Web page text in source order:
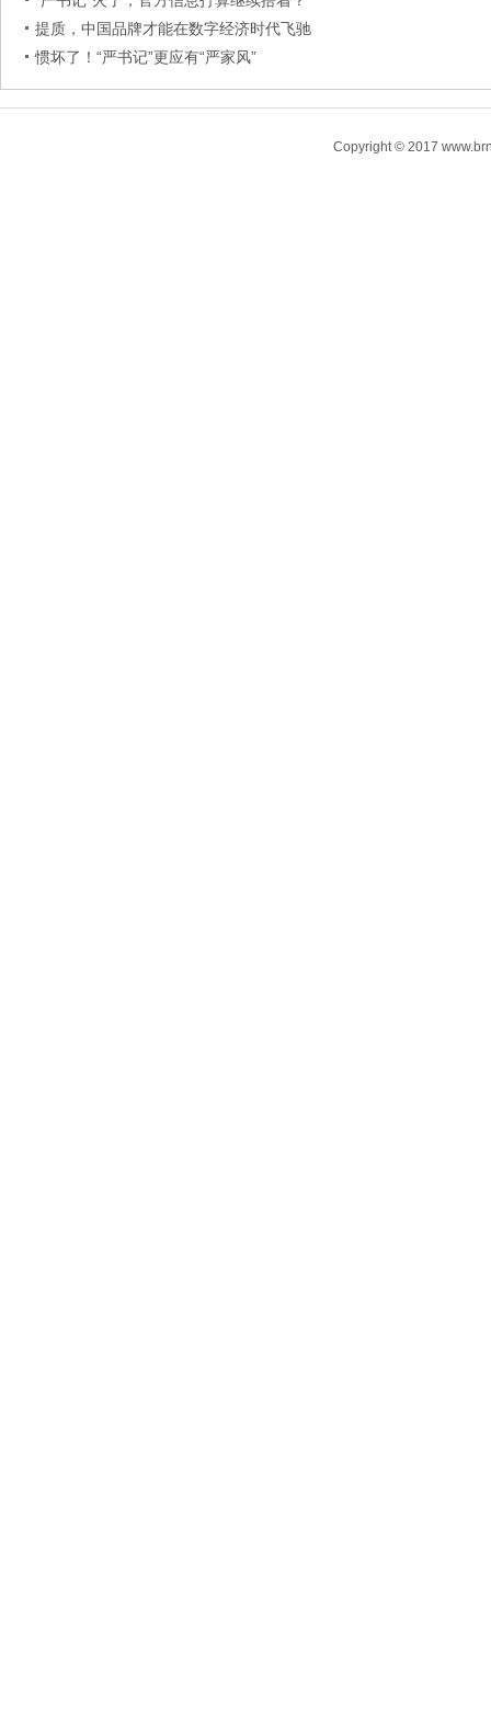
提质，中国品牌才能在数字经济时代飞驰
惯坏了！“严书记”更应有“严家风”
Copyright © 2017